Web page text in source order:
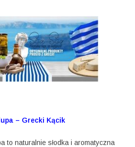
– Grecki Kącik
to naturalnie słodka i aromatyczna